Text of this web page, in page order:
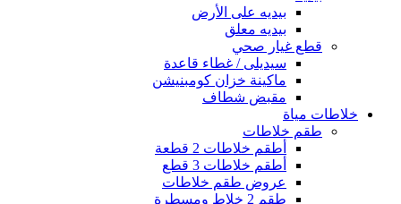
بيديه على الأرض
بيديه معلق
قطع غيار صحي
سيديلى / غطاء قاعدة
ماكينة خزان كومبنيشن
مقبض شطاف
خلاطات مياة
طقم خلاطات
أطقم خلاطات 2 قطعة
أطقم خلاطات 3 قطع
عروض طقم خلاطات
طقم 2 خلاط ومسطرة